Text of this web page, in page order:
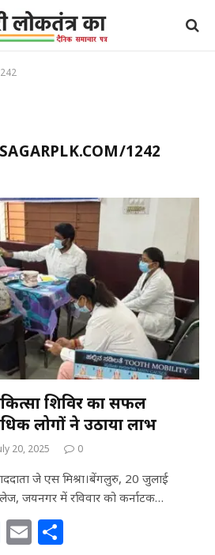
1242
शिविर का सफल
लोगों ने उठाया लाभ
20, 2025 0
जे एस मिश्रा।बेंगलुरु, 20 जुलाई
जयनगर में रविवार को कर्नाटक…
Li E